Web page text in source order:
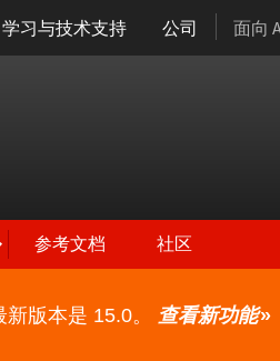
学习与技术支持 公司 面向
参考文档 社区
版本是 15.0。 查看新功能»